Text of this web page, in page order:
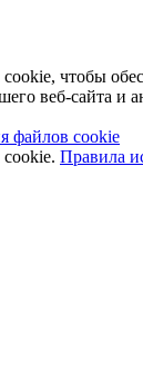
чтобы
веб-сайта и
файлов cookie
Правила